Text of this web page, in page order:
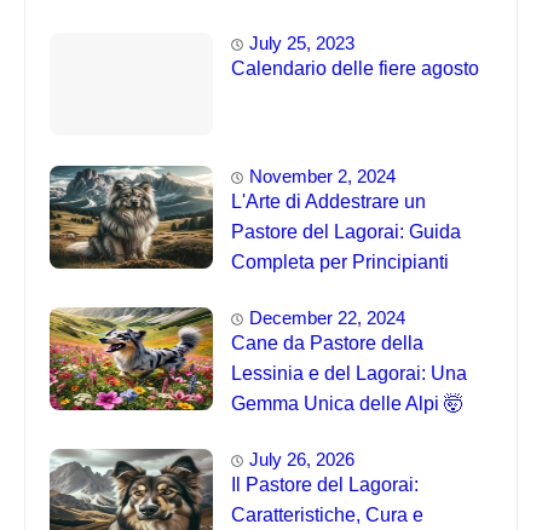
July 25, 2023
Calendario delle fiere agosto
November 2, 2024
L'Arte di Addestrare un
Pastore del Lagorai: Guida
Completa per Principianti
December 22, 2024
Cane da Pastore della
Lessinia e del Lagorai: Una
Gemma Unica delle Alpi 🤯
July 26, 2026
Il Pastore del Lagorai:
Caratteristiche, Cura e